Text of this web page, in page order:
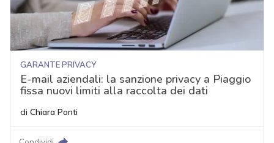
GARANTE PRIVACY
E-mail aziendali: la sanzione privacy a Piaggio
fissa nuovi limiti alla raccolta dei dati
di Chiara Ponti